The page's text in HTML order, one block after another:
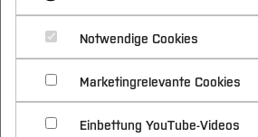
Studienangebote
Bachelorstudiengänge
Masterstudiengänge
Vor dem Studium
Bewerben & Einschreiben
Bewerbungsportal
Im Studium
Studienbüros und Prüfungen
Nach dem Studium
Forschung &
Profil
Forschungs- und
Schwerpunkte (FuT)
Beratung & Förderung
Nachhaltigkeit
Nachhaltigkeit studieren
International
Viele Menschen mit
Nervensystems, wie z.B.
Parkinson, Schädel-Hirn-
und traumatischen
Notwendige Cookies
Marketingrelevante Cookies
Einbettung YouTube-Videos